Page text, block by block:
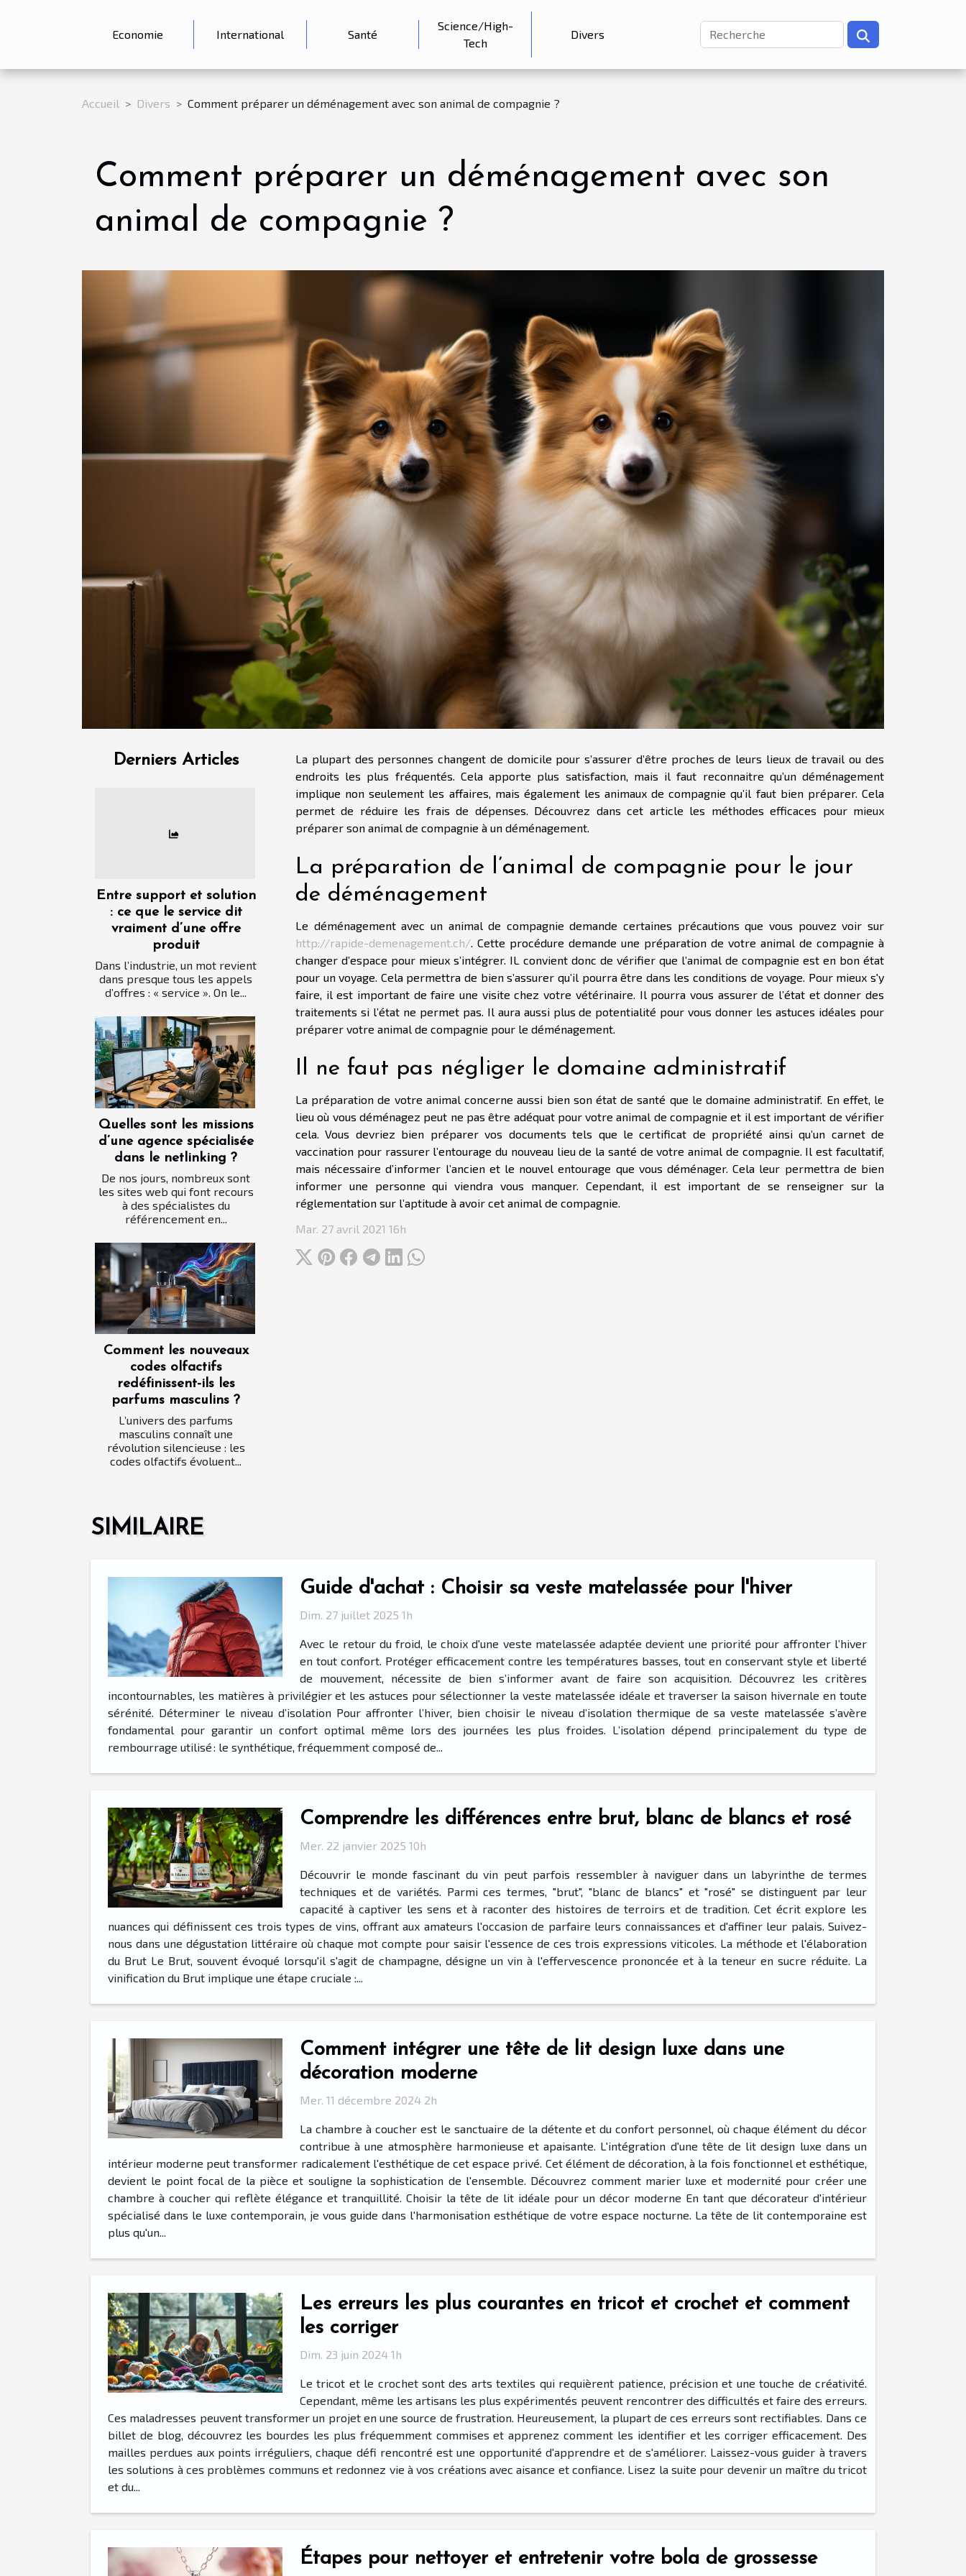
Economie International Santé
Science/High-
Tech
Divers
Accueil Divers Comment préparer un déménagement avec son animal de compagnie ?
Comment préparer un déménagement avec son
animal de compagnie ?
Derniers Articles
Entre support et solution
: ce que le service dit
vraiment d’une offre
produit
Dans l’industrie, un mot revient
dans presque tous les appels
d’offres : « service ». On le...
Quelles sont les missions
d’une agence spécialisée
dans le netlinking ?
De nos jours, nombreux sont
les sites web qui font recours
à des spécialistes du
référencement en...
Comment les nouveaux
codes olfactifs
redéfinissent-ils les
parfums masculins ?
L’univers des parfums
masculins connaît une
révolution silencieuse : les
codes olfactifs évoluent...
La plupart des personnes changent de domicile pour s’assurer d’être proches de leurs lieux de travail ou des
endroits les plus fréquentés. Cela apporte plus satisfaction, mais il faut reconnaitre qu’un déménagement
implique non seulement les affaires, mais également les animaux de compagnie qu’il faut bien préparer. Cela
permet de réduire les frais de dépenses. Découvrez dans cet article les méthodes efficaces pour mieux
préparer son animal de compagnie à un déménagement.
La préparation de l’animal de compagnie pour le jour
de déménagement
Le déménagement avec un animal de compagnie demande certaines précautions que vous pouvez voir sur
http://rapide-demenagement.ch/ . Cette procédure demande une préparation de votre animal de compagnie à
changer d’espace pour mieux s’intégrer. IL convient donc de vérifier que l’animal de compagnie est en bon état
pour un voyage. Cela permettra de bien s’assurer qu’il pourra être dans les conditions de voyage. Pour mieux s'y
faire, il est important de faire une visite chez votre vétérinaire. Il pourra vous assurer de l’état et donner des
traitements si l’état ne permet pas. Il aura aussi plus de potentialité pour vous donner les astuces idéales pour
préparer votre animal de compagnie pour le déménagement.
Il ne faut pas négliger le domaine administratif
La préparation de votre animal concerne aussi bien son état de santé que le domaine administratif. En effet, le
lieu où vous déménagez peut ne pas être adéquat pour votre animal de compagnie et il est important de vérifier
cela. Vous devriez bien préparer vos documents tels que le certificat de propriété ainsi qu’un carnet de
vaccination pour rassurer l’entourage du nouveau lieu de la santé de votre animal de compagnie. Il est facultatif,
mais nécessaire d’informer l’ancien et le nouvel entourage que vous déménager. Cela leur permettra de bien
informer une personne qui viendra vous manquer. Cependant, il est important de se renseigner sur la
réglementation sur l’aptitude à avoir cet animal de compagnie.
Mar. 27 avril 2021 16h
SIMILAIRE
Guide d'achat : Choisir sa veste matelassée pour l'hiver
Dim. 27 juillet 2025 1h
Avec le retour du froid, le choix d'une veste matelassée adaptée devient une priorité pour affronter l’hiver
en tout confort. Protéger efficacement contre les températures basses, tout en conservant style et liberté
de mouvement, nécessite de bien s’informer avant de faire son acquisition. Découvrez les critères
incontournables, les matières à privilégier et les astuces pour sélectionner la veste matelassée idéale et traverser la saison hivernale en toute
sérénité. Déterminer le niveau d’isolation Pour affronter l’hiver, bien choisir le niveau d’isolation thermique de sa veste matelassée s’avère
fondamental pour garantir un confort optimal même lors des journées les plus froides. L’isolation dépend principalement du type de
rembourrage utilisé : le synthétique, fréquemment composé de...
Comprendre les différences entre brut, blanc de blancs et rosé
Mer. 22 janvier 2025 10h
Découvrir le monde fascinant du vin peut parfois ressembler à naviguer dans un labyrinthe de termes
techniques et de variétés. Parmi ces termes, "brut", "blanc de blancs" et "rosé" se distinguent par leur
capacité à captiver les sens et à raconter des histoires de terroirs et de tradition. Cet écrit explore les
nuances qui définissent ces trois types de vins, offrant aux amateurs l'occasion de parfaire leurs connaissances et d'affiner leur palais. Suivez-
nous dans une dégustation littéraire où chaque mot compte pour saisir l'essence de ces trois expressions viticoles. La méthode et l'élaboration
du Brut Le Brut, souvent évoqué lorsqu'il s'agit de champagne, désigne un vin à l'effervescence prononcée et à la teneur en sucre réduite. La
vinification du Brut implique une étape cruciale :...
Comment intégrer une tête de lit design luxe dans une
décoration moderne
Mer. 11 décembre 2024 2h
La chambre à coucher est le sanctuaire de la détente et du confort personnel, où chaque élément du décor
contribue à une atmosphère harmonieuse et apaisante. L'intégration d'une tête de lit design luxe dans un
intérieur moderne peut transformer radicalement l'esthétique de cet espace privé. Cet élément de décoration, à la fois fonctionnel et esthétique,
devient le point focal de la pièce et souligne la sophistication de l'ensemble. Découvrez comment marier luxe et modernité pour créer une
chambre à coucher qui reflète élégance et tranquillité. Choisir la tête de lit idéale pour un décor moderne En tant que décorateur d'intérieur
spécialisé dans le luxe contemporain, je vous guide dans l'harmonisation esthétique de votre espace nocturne. La tête de lit contemporaine est
plus qu'un...
Les erreurs les plus courantes en tricot et crochet et comment
les corriger
Dim. 23 juin 2024 1h
Le tricot et le crochet sont des arts textiles qui requièrent patience, précision et une touche de créativité.
Cependant, même les artisans les plus expérimentés peuvent rencontrer des difficultés et faire des erreurs.
Ces maladresses peuvent transformer un projet en une source de frustration. Heureusement, la plupart de ces erreurs sont rectifiables. Dans ce
billet de blog, découvrez les bourdes les plus fréquemment commises et apprenez comment les identifier et les corriger efficacement. Des
mailles perdues aux points irréguliers, chaque défi rencontré est une opportunité d'apprendre et de s'améliorer. Laissez-vous guider à travers
les solutions à ces problèmes communs et redonnez vie à vos créations avec aisance et confiance. Lisez la suite pour devenir un maître du tricot
et du...
Étapes pour nettoyer et entretenir votre bola de grossesse